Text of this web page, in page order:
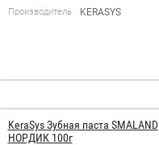
Производитель KERASYS
KeraSys Зубная паста SMALAND
НОРДИК 100г